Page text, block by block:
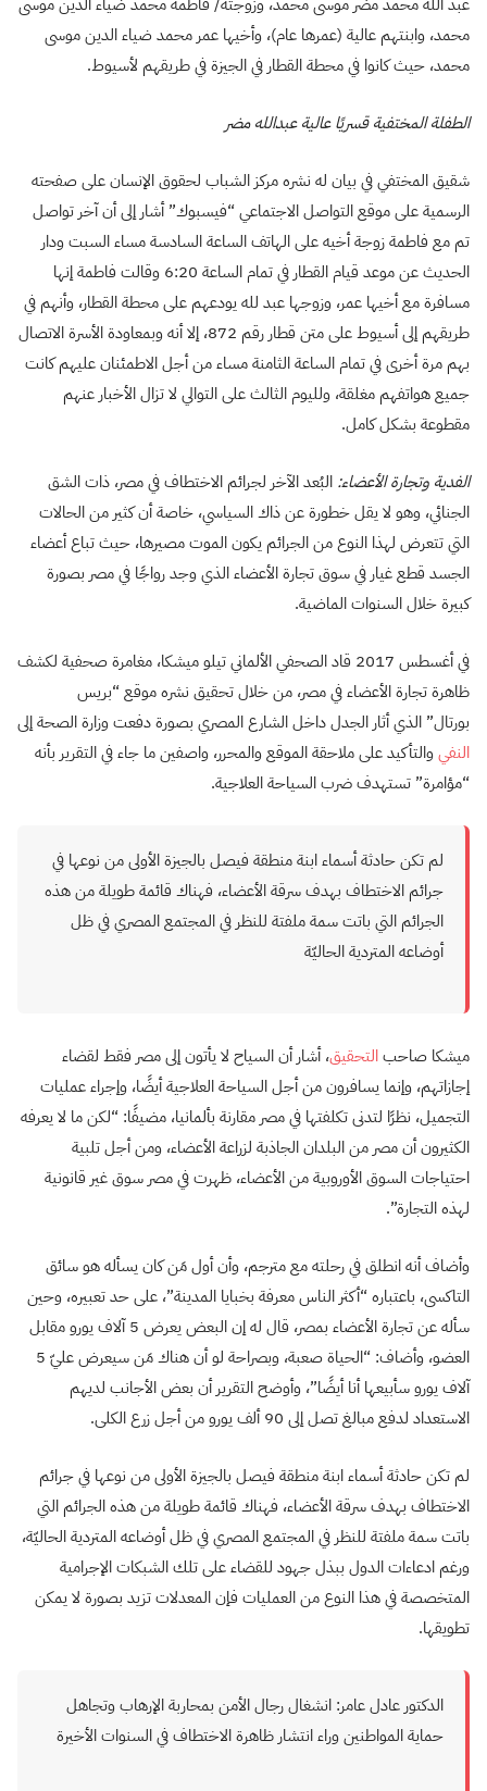
محمد، وابنتهم عالية (عمرها عام)، وأخيها عمر محمد ضياء الدين موسى
محمد، حيث كانوا في محطة القطار في الجيزة في طريقهم لأسيوط.
الطفلة المختفية قسريًا عالية عبدالله مضر
شقيق المختفي في بيان له نشره مركز الشباب لحقوق الإنسان على صفحته
الرسمية على موقع التواصل الاجتماعي “فيسبوك” أشار إلى أن آخر تواصل
تم مع فاطمة زوجة أخيه على الهاتف الساعة السادسة مساء السبت ودار
الحديث عن موعد قيام القطار في تمام الساعة 6:20 وقالت فاطمة إنها
مسافرة مع أخيها عمر، وزوجها عبد لله يودعهم على محطة القطار، وأنهم في
طريقهم إلى أسيوط على متن قطار رقم 872، إلا أنه وبمعاودة الأسرة الاتصال
بهم مرة أخرى في تمام الساعة الثامنة مساء من أجل الاطمئنان عليهم كانت
جميع هواتفهم مغلقة، ولليوم الثالث على التوالي لا تزال الأخبار عنهم
مقطوعة بشكل كامل.
الفدية وتجارة الأعضاء: البُعد الآخر لجرائم الاختطاف في مصر، ذات الشق
الجنائي، وهو لا يقل خطورة عن ذاك السياسي، خاصة أن كثير من الحالات
التي تتعرض لهذا النوع من الجرائم يكون الموت مصيرها، حيث تباع أعضاء
الجسد قطع غيار في سوق تجارة الأعضاء الذي وجد رواجًا في مصر بصورة
كبيرة خلال السنوات الماضية.
في أغسطس 2017 قاد الصحفي الألماني تيلو ميشكا، مغامرة صحفية لكشف
ظاهرة تجارة الأعضاء في مصر، من خلال تحقيق نشره موقع “بريس
بورتال” الذي أثار الجدل داخل الشارع المصري بصورة دفعت وزارة الصحة إلى
النفيوالتأكيد على ملاحقة الموقع والمحرر، واصفين ما جاء في التقرير بأنه
“مؤامرة” تستهدف ضرب السياحة العلاجية.
لم تكن حادثة أسماء ابنة منطقة فيصل بالجيزة الأولى من نوعها في
جرائم الاختطاف بهدف سرقة الأعضاء، فهناك قائمة طويلة من هذه
الجرائم التي باتت سمة ملفتة للنظر في المجتمع المصري في ظل
أوضاعه المتردية الحاليّة
ميشكا صاحبالتحقيق، أشار أن السياح لا يأتون إلى مصر فقط لقضاء
إجازاتهم، وإنما يسافرون من أجل السياحة العلاجية أيضًا، وإجراء عمليات
التجميل، نظرًا لتدنى تكلفتها في مصر مقارنة بألمانيا، مضيفًا: “لكن ما لا يعرفه
الكثيرون أن مصر من البلدان الجاذبة لزراعة الأعضاء، ومن أجل تلبية
احتياجات السوق الأوروبية من الأعضاء، ظهرت في مصر سوق غير قانونية
لهذه التجارة”.
وأضاف أنه انطلق في رحلته مع مترجم، وأن أول مَن كان يسأله هو سائق
التاكسى، باعتباره “أكثر الناس معرفة بخبايا المدينة”، على حد تعبيره، وحين
سأله عن تجارة الأعضاء بمصر، قال له إن البعض يعرض 5 آلاف يورو مقابل
العضو، وأضاف: “الحياة صعبة، وبصراحة لو أن هناك مَن سيعرض عليّ 5
آلاف يورو سأبيعها أنا أيضًا”، وأوضح التقرير أن بعض الأجانب لديهم
الاستعداد لدفع مبالغ تصل إلى 90 ألف يورو من أجل زرع الكلى.
لم تكن حادثة أسماء ابنة منطقة فيصل بالجيزة الأولى من نوعها في جرائم
الاختطاف بهدف سرقة الأعضاء، فهناك قائمة طويلة من هذه الجرائم التي
باتت سمة ملفتة للنظر في المجتمع المصري في ظل أوضاعه المتردية الحاليّة،
ورغم ادعاءات الدول ببذل جهود للقضاء على تلك الشبكات الإجرامية
المتخصصة في هذا النوع من العمليات فإن المعدلات تزيد بصورة لا يمكن
تطويقها.
الدكتور عادل عامر: انشغال رجال الأمن بمحاربة الإرهاب وتجاهل
حماية المواطنين وراء انتشار ظاهرة الاختطاف في السنوات الأخيرة